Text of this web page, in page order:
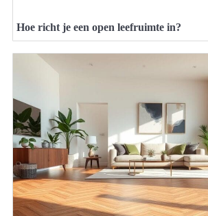
Hoe richt je een open leefruimte in?